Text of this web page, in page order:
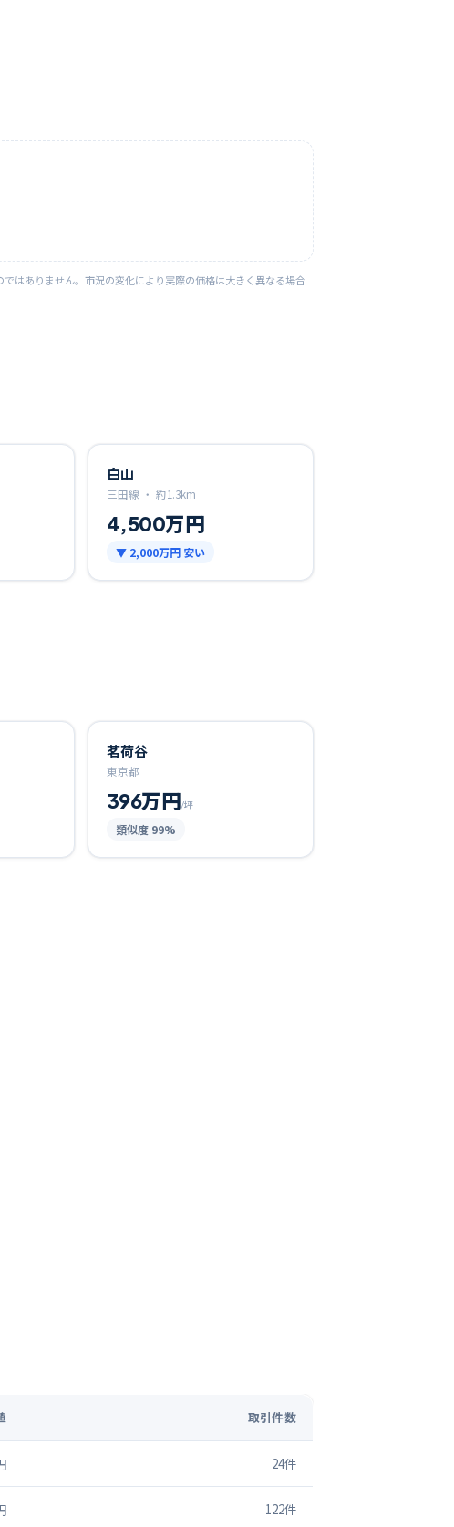
はありません。市況の変化により実際の価格は大きく異なる場合
白山
三田線 ・ 約1.3km
4,500万円
▼ 2,000万円 安い
茗荷谷
東京都
396万円/坪
類似度 99%
取引件数
24件
122件